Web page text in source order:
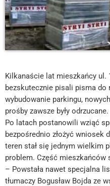
Kilkanaście lat mieszkańcy ul.
bezskutecznie pisali pisma do
wybudowanie parkingu,
prośby zawsze były odrzucane.
Po latach postanowili wziąć
bezpośrednio złożyć wniosek
teren stał się jednym wielkim
problem. Część mieszkańców
– Powstała nawet specjalna
tłumaczy Bogusław Bojda ze